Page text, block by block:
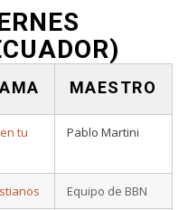
MAESTRO
tu
Pablo Martini
Equipo de BBN